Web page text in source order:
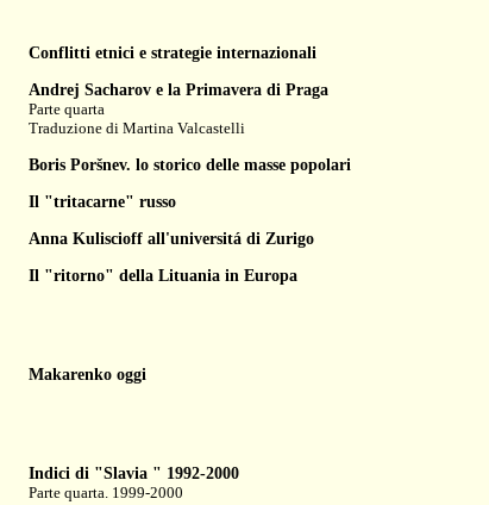
Conflitti etnici e strategie internazionali
Andrej Sacharov e la Primavera di Praga
Parte quarta
Traduzione di Martina Valcastelli
Boris Poršnev. lo storico delle masse popolari
Il "tritacarne" russo
Anna Kuliscioff all'universitá di Zurigo
Il "ritorno" della Lituania in Europa
Makarenko oggi
Indici di "Slavia " 1992-2000
Parte quarta. 1999-2000